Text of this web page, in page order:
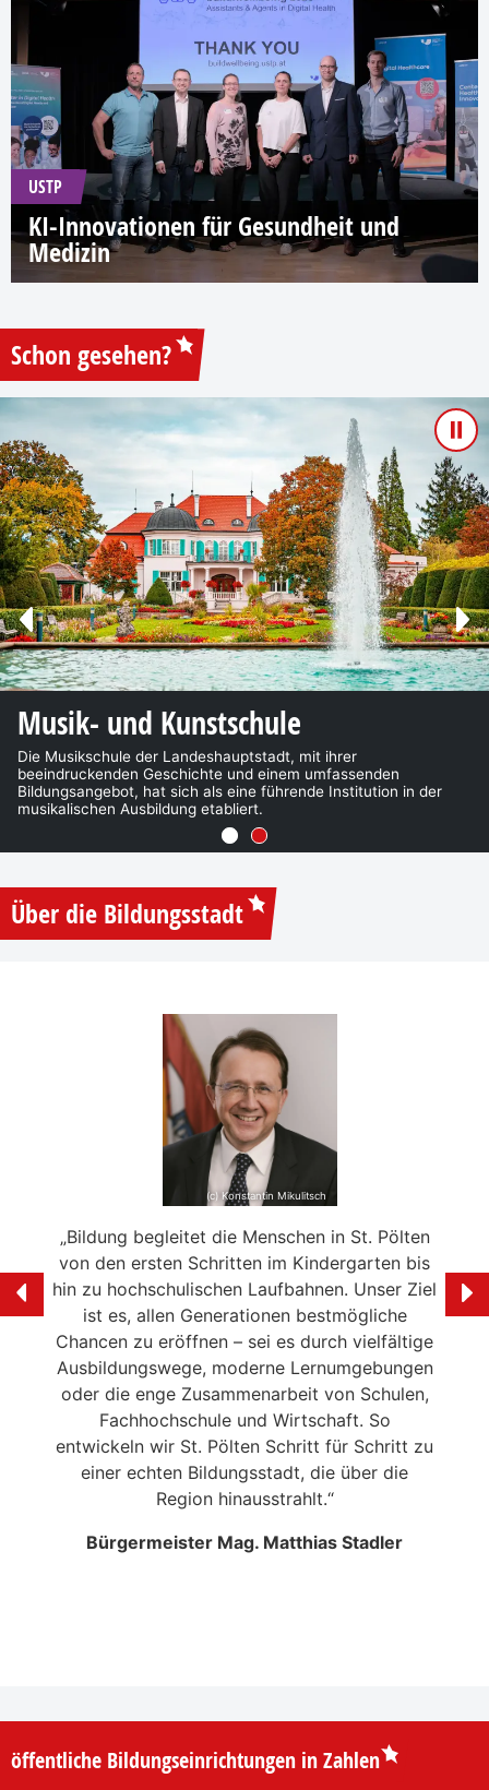
USTP
KI-Innovationen für Gesundheit und
Medizin
Schon gesehen?
Schulische Tagesbetreuung
Die Stadt St. Pölten bietet für schulpflichtige Kinder eine
Nachmittagsbetreuung in Form einer schulischen
Tagesbetreuung in getrennter Form an.
Musik- und Kunstschule
Die Musikschule der Landeshauptstadt, mit ihrer
beeindruckenden Geschichte und einem umfassenden
Bildungsangebot, hat sich als eine führende Institution in der
musikalischen Ausbildung etabliert.
Go to slide 1
Go to slide 2
Über die Bildungsstadt
„Bildung begleitet die Menschen in St. Pölten
von den ersten Schritten im Kindergarten bis
hin zu hochschulischen Laufbahnen. Unser Ziel
ist es, allen Generationen bestmögliche
Chancen zu eröffnen – sei es durch vielfältige
Ausbildungswege, moderne Lernumgebungen
oder die enge Zusammenarbeit von Schulen,
Fachhochschule und Wirtschaft. So
entwickeln wir St. Pölten Schritt für Schritt zu
einer echten Bildungsstadt, die über die
Region hinausstrahlt.“
Bürgermeister Mag. Matthias Stadler
(c) Konstantin Mikulitsch
öffentliche Bildungseinrichtungen in Zahlen